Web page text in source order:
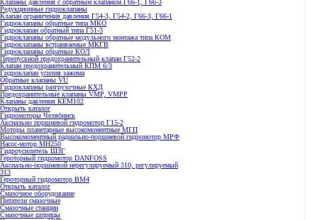
Редукционные гидроклапаны
Клапан ограничения давления Г54-3, Г54-2, Г66-3, Г66-1
Гидроклапаны обратные типа МКО
Гидроклапан обратный типа Г51-3
Гидроклапаны обратные модульного монтажа типа КОМ
Гидроклапаны встраиваемые МКГВ
Гидроклапаны обратные КОЛ
Перепускной предохранительный клапан Г52-2
Клапан предохранительный КПМ 6/3
Гидроклапан усилия зажима
Обратные клапаны VU
Гидроклапаны разгрузочные КХД
Предохранительные клапаны VMP, VMPP
Клапаны давления КЕМ102
Открыть каталог
Гидромоторы Челябинск
Аксиально поршневой гидромотор Г15-2
Моторы планетарные высокомоментные МГП
Высокомоментный радиально-поршневой гидромотор МРФ
Насос-мотор МН250
Гидроусилитель ШЗГ
Героторный гидромотор DANFOSS
Аксиально-поршневой нерегулируемый 310, регулируемый
313
Героторный гидромотор ВМ4
Открыть каталог
Смазочное оборудование
Питатели смазочные
Смазочные станции
Смазочные шприцы